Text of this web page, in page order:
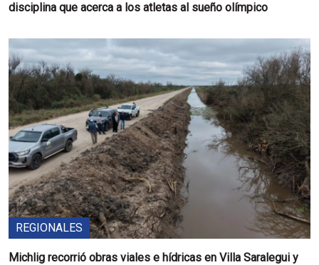
disciplina que acerca a los atletas al sueño olímpico
REGIONALES
Michlig recorrió obras viales e hídricas en Villa Saralegui y